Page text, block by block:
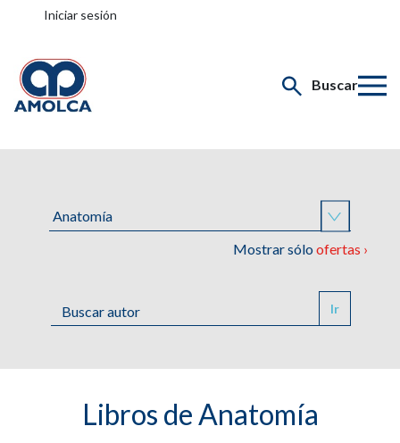
Iniciar sesión
Buscar
Mostrar sóloofertas ›
Ir
Libros de Anatomía